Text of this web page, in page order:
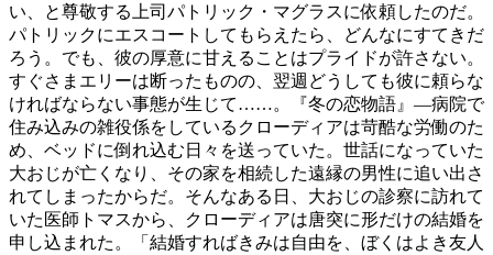
い、と尊敬する上司パトリック・マグラスに依頼したのだ。
パトリックにエスコートしてもらえたら、どんなにすてきだ
ろう。でも、彼の厚意に甘えることはプライドが許さない。
すぐさまエリーは断ったものの、翌週どうしても彼に頼らな
ければならない事態が生じて……。『冬の恋物語』―病院で
住み込みの雑役係をしているクローディアは苛酷な労働のた
め、ベッドに倒れ込む日々を送っていた。世話になっていた
大おじが亡くなり、その家を相続した遠縁の男性に追い出さ
れてしまったからだ。そんなある日、大おじの診察に訪れて
いた医師トマスから、クローディアは唐突に形だけの結婚を
申し込まれた。「結婚すればきみは自由を、ぼくはよき友人